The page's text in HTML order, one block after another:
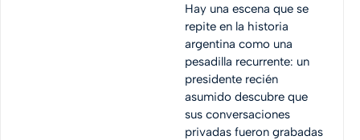
Hay una escena que se
repite en la historia
argentina como una
pesadilla recurrente: un
presidente recién
asumido descubre que
sus conversaciones
privadas fueron grabadas